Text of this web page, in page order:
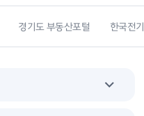
경기도 부동산포털 한국전